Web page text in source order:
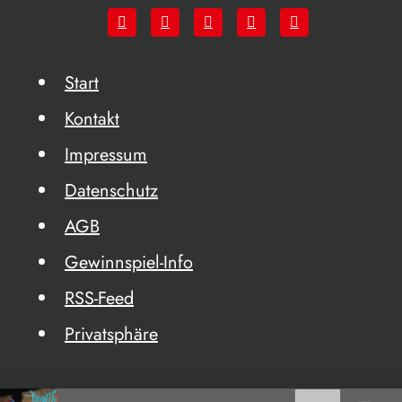
Start
Kontakt
Impressum
Datenschutz
AGB
Gewinnspiel-Info
RSS-Feed
Privatsphäre